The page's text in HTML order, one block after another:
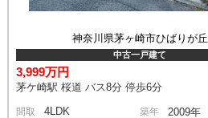
神奈川県茅ヶ崎市ひばりが丘
中古一戸建て
3,999万円
茅ケ崎駅 桜道 バス8分 停歩6分
間取 4LDK 築年 2009年